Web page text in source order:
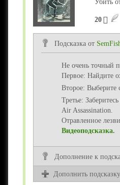
Убить
20
Подсказка от
Не очень точный
Первое: Найдите
Второе: Выберите
Третье:
Air Assassination.
Отравленное
Видеоподсказка.
Дополнение к
Дополнить подсказку